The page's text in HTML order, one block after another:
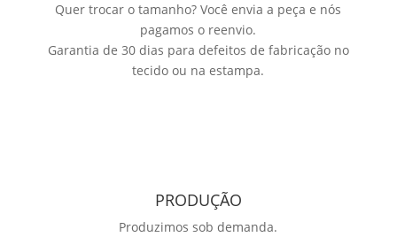
Quer trocar o tamanho? Você envia a peça e nós
pagamos o reenvio.
Garantia de 30 dias para defeitos de fabricação no
tecido ou na estampa.
PRODUÇÃO
Produzimos sob demanda.